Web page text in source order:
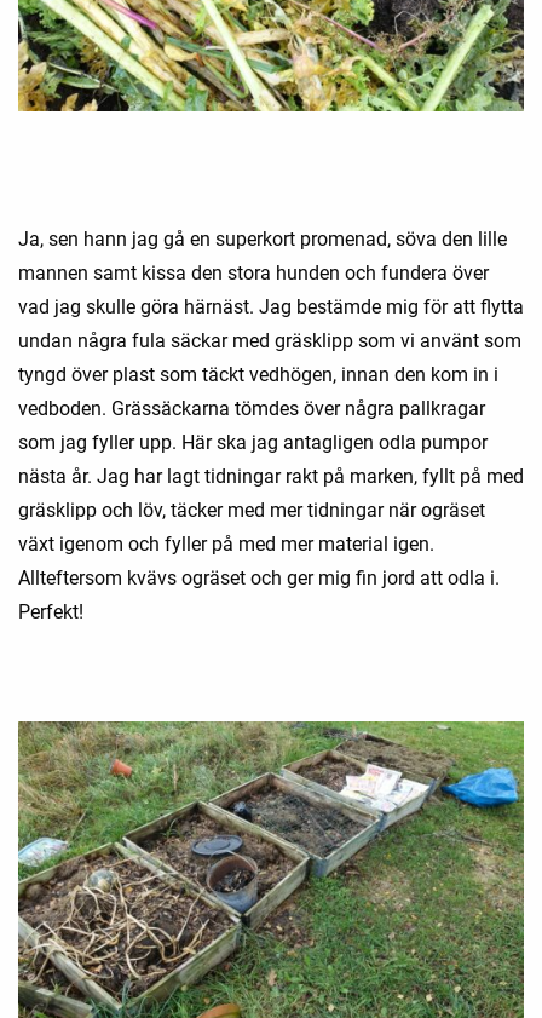
Ja, sen hann jag gå en superkort promenad, söva den lille
mannen samt kissa den stora hunden och fundera över
vad jag skulle göra härnäst. Jag bestämde mig för att flytta
undan några fula säckar med gräsklipp som vi använt som
tyngd över plast som täckt vedhögen, innan den kom in i
vedboden. Grässäckarna tömdes över några pallkragar
som jag fyller upp. Här ska jag antagligen odla pumpor
nästa år. Jag har lagt tidningar rakt på marken, fyllt på med
gräsklipp och löv, täcker med mer tidningar när ogräset
växt igenom och fyller på med mer material igen.
Allteftersom kvävs ogräset och ger mig fin jord att odla i.
Perfekt!